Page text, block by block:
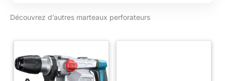
Découvrez d’autres marteaux perforateurs